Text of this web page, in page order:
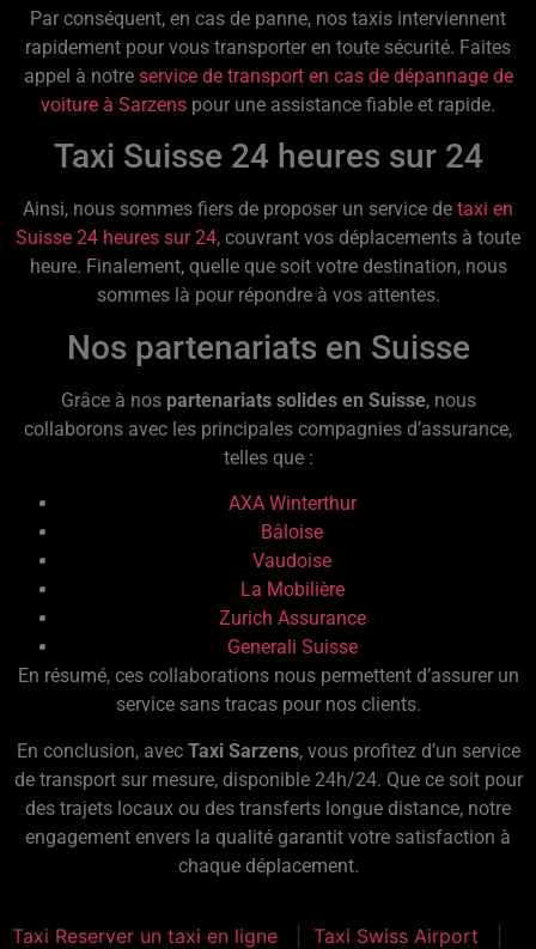
Par conséquent, en cas de panne, nos taxis interviennent
rapidement pour vous transporter en toute sécurité. Faites
appel à notre service de transport en cas de dépannage de
voiture à Sarzens pour une assistance fiable et rapide.
Taxi Suisse 24 heures sur 24
Ainsi, nous sommes fiers de proposer un service de taxi en
Suisse 24 heures sur 24, couvrant vos déplacements à toute
heure. Finalement, quelle que soit votre destination, nous
sommes là pour répondre à vos attentes.
Nos partenariats en Suisse
Grâce à nos partenariats solides en Suisse, nous
collaborons avec les principales compagnies d’assurance,
telles que :
AXA Winterthur
Bâloise
Vaudoise
La Mobilière
Zurich Assurance
Generali Suisse
En résumé, ces collaborations nous permettent d’assurer un
service sans tracas pour nos clients.
En conclusion, avec Taxi Sarzens, vous profitez d’un service
de transport sur mesure, disponible 24h/24. Que ce soit pour
des trajets locaux ou des transferts longue distance, notre
engagement envers la qualité garantit votre satisfaction à
chaque déplacement.
Taxi Reserver un taxi en ligne Taxi Swiss Airport